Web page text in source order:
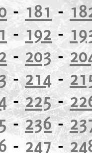
- 181 -
- 192 -
- 203 -
-214-
-225-
-236-
- 247-